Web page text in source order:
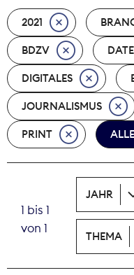
2021
BDZV
DIGITALES
JOURNALISMUS
PRINT
1 bis 1
von 1
JAHR
THEMA